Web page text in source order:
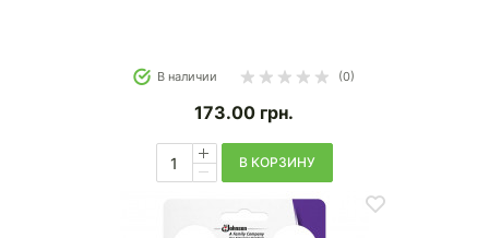
В наличии (0)
173.00 грн.
В КОРЗИНУ